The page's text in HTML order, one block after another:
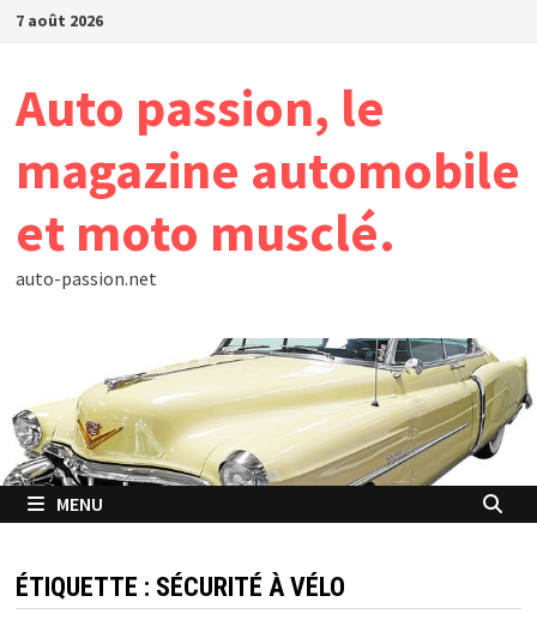
Passer
7 août 2026
Auto passion, le
magazine automobile
et moto musclé.
auto-passion.net
MENU
ÉTIQUETTE : SÉCURITÉ À VÉLO